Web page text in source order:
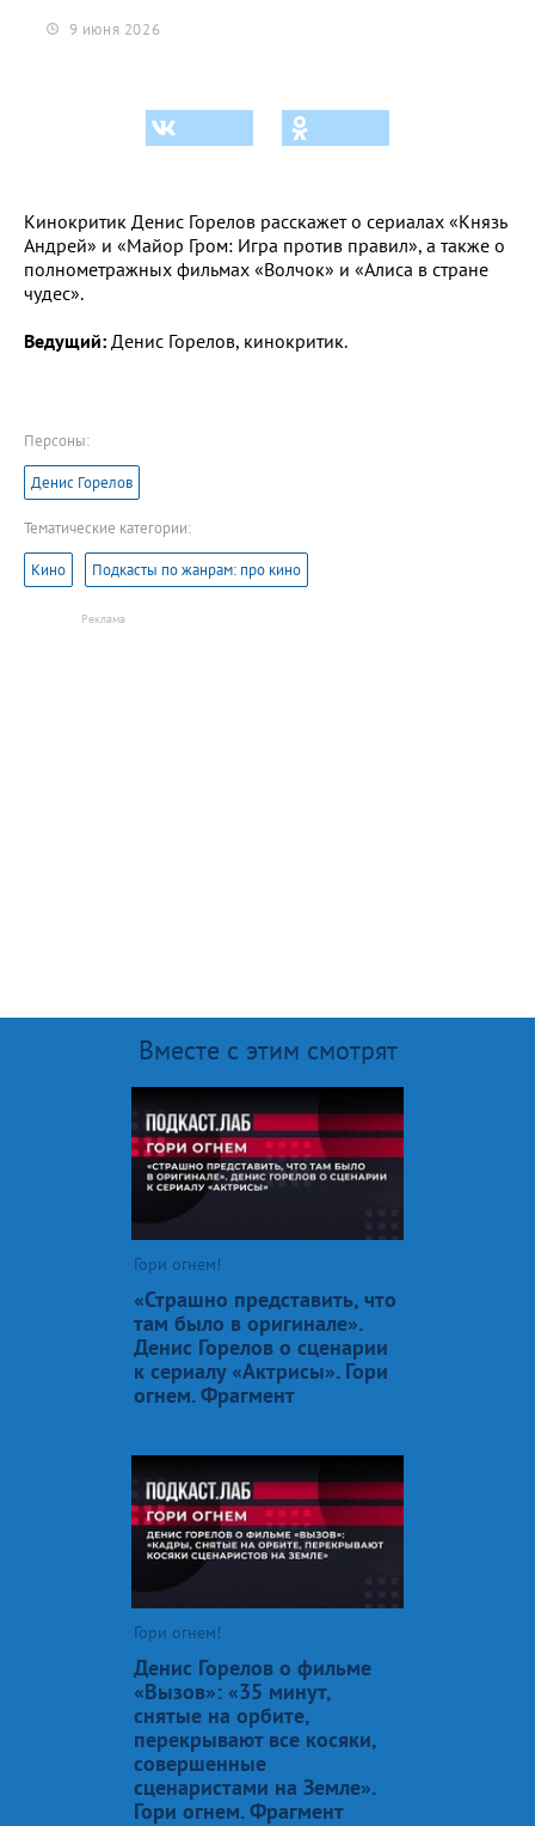
9 июня 2026
Кинокритик Денис Горелов расскажет о сериалах «Князь
Андрей» и «Майор Гром: Игра против правил», а также о
полнометражных фильмах «Волчок» и «Алиса в стране
чудес».
Ведущий: Денис Горелов, кинокритик.
Персоны:
Денис Горелов
Тематические категории:
Кино Подкасты по жанрам: про кино
Вместе с этим смотрят
Гори огнем!
«Страшно представить, что
там было в оригинале».
Денис Горелов о сценарии
к сериалу «Актрисы». Гори
огнем. Фрагмент
Гори огнем!
Денис Горелов о фильме
«Вызов»: «35 минут,
снятые на орбите,
перекрывают все косяки,
совершенные
сценаристами на Земле».
Гори огнем. Фрагмент